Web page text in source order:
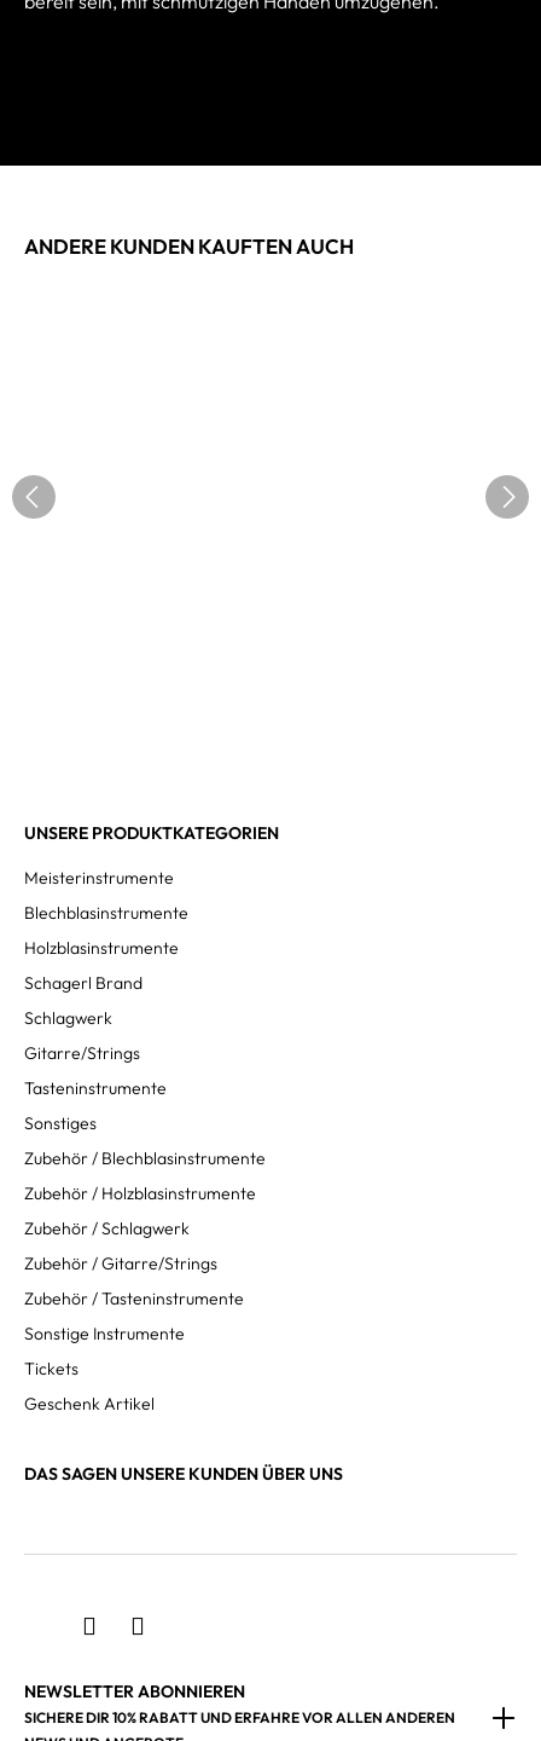
ANDERE KUNDEN KAUFTEN AUCH
UNSERE PRODUKTKATEGORIEN
Meisterinstrumente
Blechblasinstrumente
Holzblasinstrumente
Schagerl Brand
Schlagwerk
Gitarre/Strings
Tasteninstrumente
Sonstiges
Zubehör / Blechblasinstrumente
Zubehör / Holzblasinstrumente
Zubehör / Schlagwerk
Zubehör / Gitarre/Strings
Zubehör / Tasteninstrumente
Sonstige Instrumente
Tickets
Geschenk Artikel
DAS SAGEN UNSERE KUNDEN ÜBER UNS
NEWSLETTER ABONNIEREN
SICHERE DIR 10% RABATT UND ERFAHRE VOR ALLEN ANDEREN